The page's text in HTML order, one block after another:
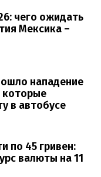
чего ожидать
Мексика –
нападение
которые
в автобусе
по 45 гривен:
валюты на 11